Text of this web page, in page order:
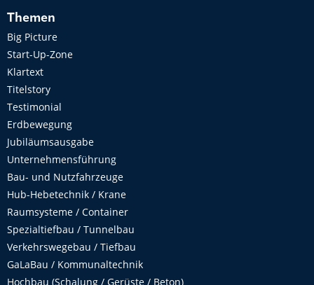
Themen
Big Picture
Start-Up-Zone
Klartext
Titelstory
Testimonial
Erdbewegung
Jubiläumsausgabe
Unternehmensführung
Bau- und Nutzfahrzeuge
Hub-Hebetechnik / Krane
Raumsysteme / Container
Spezialtiefbau / Tunnelbau
Verkehrswegebau / Tiefbau
GaLaBau / Kommunaltechnik
Hochbau (Schalung / Gerüste / Beton)